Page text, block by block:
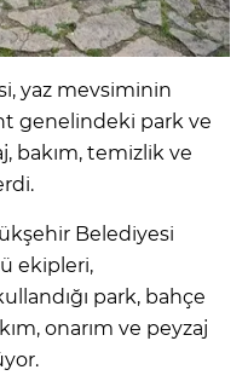
yaz mevsiminin
genelindeki park ve
bakım, temizlik ve
Belediyesi
ekipleri,
park, bahçe
onarım ve peyzaj